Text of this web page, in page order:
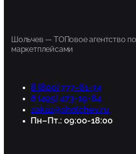
Шольчев — ТОПовое агентство
маркетплейсами
8 (800) 777-61-74
8 (495) 473-19-84
zakaz@sholchev.ru
Пн–Пт.: 09:00-18:00